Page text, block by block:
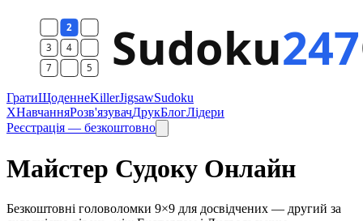
ГратиЩоденнеKillerJigsawSudoku
XНавчанняРозв'язувачДрукБлогЛідери
Реєстрація — безкоштовно
Майстер Судоку Онлайн
Безкоштовні головоломки 9×9 для досвідчених — другий за